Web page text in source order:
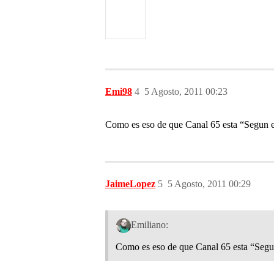
Emi98 5 Agosto, 2011 00:23
4
Como es eso de que Canal 65 esta “Segun
JaimeLopez 5 Agosto, 2011 00:29
5
Emiliano:
Como es eso de que Canal 65 esta